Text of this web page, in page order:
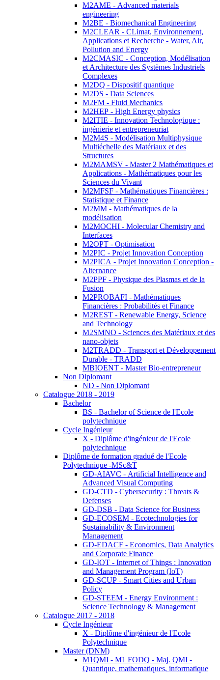
M2AME - Advanced materials
engineering
M2BE - Biomechanical Engineering
M2CLEAR - CLimat, Environnement,
Applications et Recherche - Water, Air,
Pollution and Energy
M2CMASIC - Conception, Modélisation
et Architecture des Systèmes Industriels
Complexes
M2DQ - Dispositif quantique
M2DS - Data Sciences
M2FM - Fluid Mechanics
M2HEP - High Energy physics
M2ITIE - Innovation Technologique :
ingénierie et entrepreneuriat
M2M4S - Modélisation Multiphysique
Multiéchelle des Matériaux et des
Structures
M2MAMSV - Master 2 Mathématiques et
Applications - Mathématiques pour les
Sciences du Vivant
M2MFSF - Mathématiques Financières :
Statistique et Finance
M2MM - Mathématiques de la
modélisation
M2MOCHI - Molecular Chemistry and
Interfaces
M2OPT - Optimisation
M2PIC - Projet Innovation Conception
M2PICA - Projet Innovation Conception -
Alternance
M2PPF - Physique des Plasmas et de la
Fusion
M2PROBAFI - Mathématiques
Financières : Probabilités et Finance
M2REST - Renewable Energy, Science
and Technology
M2SMNO - Sciences des Matériaux et des
nano-objets
M2TRADD - Transport et Développement
Durable - TRADD
MBIOENT - Master Bio-entrepreneur
Non Diplomant
ND - Non Diplomant
Catalogue 2018 - 2019
Bachelor
BS - Bachelor of Science de l'Ecole
polytechnique
Cycle Ingénieur
X - Diplôme d'ingénieur de l'Ecole
polytechnique
Diplôme de formation gradué de l'Ecole
Polytechnique -MSc&T
GD-AIAVC - Artificial Intelligence and
Advanced Visual Computing
GD-CTD - Cybersecurity : Threats &
Defenses
GD-DSB - Data Science for Business
GD-ECOSEM - Ecotechnologies for
Sustainability & Environment
Management
GD-EDACF - Economics, Data Analytics
and Corporate Finance
GD-IOT - Internet of Things : Innovation
and Management Program (IoT)
GD-SCUP - Smart Cities and Urban
Policy
GD-STEEM - Energy Environment :
Science Technology & Management
Catalogue 2017 - 2018
Cycle Ingénieur
X - Diplôme d'ingénieur de l'Ecole
Polytechnique
Master (DNM)
M1QMI - M1 FODQ - Maj. QMI -
Quantique, mathematiques, informatique